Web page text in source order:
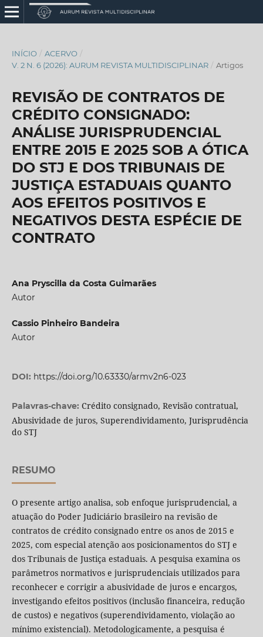
INÍCIO / ACERVO /
V. 2 N. 6 (2026): AURUM REVISTA MULTIDISCIPLINAR / Artigos
REVISÃO DE CONTRATOS DE
CRÉDITO CONSIGNADO:
ANÁLISE JURISPRUDENCIAL
ENTRE 2015 E 2025 SOB A ÓTICA
DO STJ E DOS TRIBUNAIS DE
JUSTIÇA ESTADUAIS QUANTO
AOS EFEITOS POSITIVOS E
NEGATIVOS DESTA ESPÉCIE DE
CONTRATO
Ana Pryscilla da Costa Guimarães
Autor
Cassio Pinheiro Bandeira
Autor
DOI: https://doi.org/10.63330/armv2n6-023
Palavras-chave: Crédito consignado, Revisão contratual,
Abusividade de juros, Superendividamento, Jurisprudência
do STJ
RESUMO
O presente artigo analisa, sob enfoque jurisprudencial, a
atuação do Poder Judiciário brasileiro na revisão de
contratos de crédito consignado entre os anos de 2015 e
2025, com especial atenção aos posicionamentos do STJ e
dos Tribunais de Justiça estaduais. A pesquisa examina os
parâmetros normativos e jurisprudenciais utilizados para
reconhecer e corrigir a abusividade de juros e encargos,
investigando efeitos positivos (inclusão financeira, redução
de custos) e negativos (superendividamento, violação ao
mínimo existencial). Metodologicamente, a pesquisa é